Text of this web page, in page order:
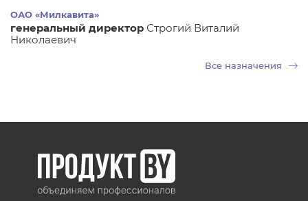
ОАО «Милкавита»
генеральный директор Строгий Виталий
Николаевич
Все назначения